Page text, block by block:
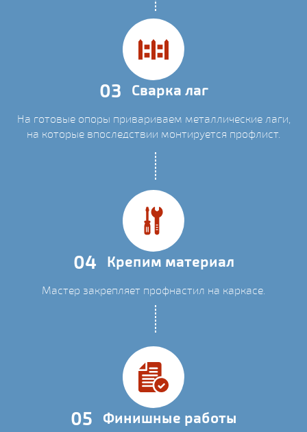
03 Сварка лаг
На готовые опоры привариваем металлические лаги,
на которые впоследствии монтируется профлист.
04 Крепим материал
Мастер закрепляет профнастил на каркасе.
05 Финишные работы